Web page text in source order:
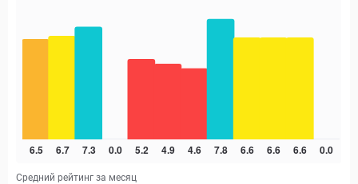
Средний рейтинг за месяц